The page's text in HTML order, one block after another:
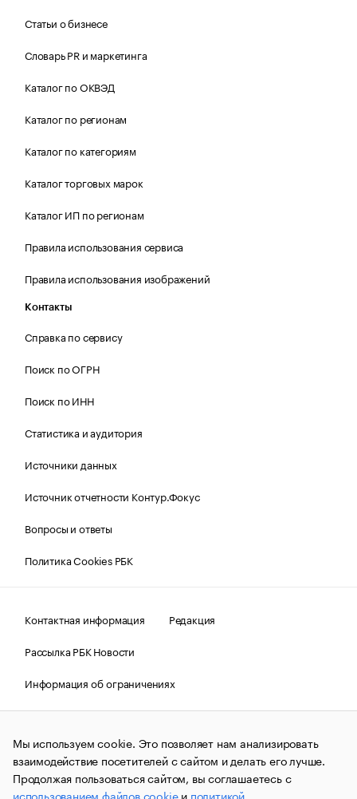
Статьи о бизнесе
Словарь PR и маркетинга
Каталог по ОКВЭД
Каталог по регионам
Каталог по категориям
Каталог торговых марок
Каталог ИП по регионам
Правила использования сервиса
Правила использования изображений
Контакты
Справка по сервису
Поиск по ОГРН
Поиск по ИНН
Статистика и аудитория
Источники данных
Источник отчетности Контур.Фокус
Вопросы и ответы
Политика Cookies РБК
Контактная информация
Редакция
Рассылка РБК Новости
Информация об ограничениях
Правовая информация
О соблюдении авторских прав
© АО «РОСБИЗНЕСКОНСАЛТИНГ»,1995–2026.Сообщения
и материалы информационного агентства «РБК»
(зарегистрировано Федеральной службой по надзору в сфере
связи, информационных технологий и массовых
коммуникаций (Роскомнадзор) 09.12.2015 за номером ИА
Мы используем cookie. Это позволяет нам анализировать
взаимодействие посетителей с сайтом и делать его лучше.
Продолжая пользоваться сайтом, вы соглашаетесь с
использованием файлов cookieи политикой